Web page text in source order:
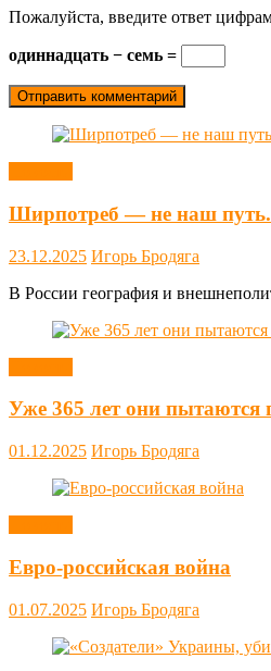
Пожалуйста, введите ответ
одиннадцать − семь =
Ширпотреб — не наш путь.
23.12.2025 Игорь Бродяга
В России география и
Уже 365 лет они пытаются
01.12.2025 Игорь Бродяга
Евро-российская война
01.07.2025 Игорь Бродяга